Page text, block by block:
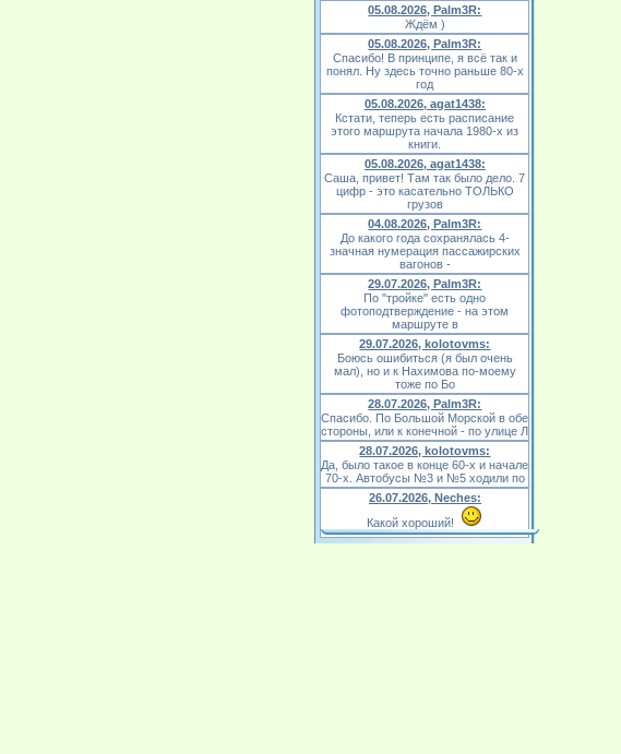
05.08.2026, Palm3R:
Ждём )
05.08.2026, Palm3R:
Спасибо! В принципе, я всё так и
понял. Ну здесь точно раньше 80-х
год
05.08.2026, agat1438:
Кстати, теперь есть расписание
этого маршрута начала 1980-х из
книги.
05.08.2026, agat1438:
Саша, привет! Там так было дело. 7
цифр - это касательно ТОЛЬКО
грузов
04.08.2026, Palm3R:
До какого года сохранялась 4-
значная нумерация пассажирских
вагонов -
29.07.2026, Palm3R:
По "тройке" есть одно
фотоподтверждение - на этом
маршруте в
29.07.2026, kolotovms:
Боюсь ошибиться (я был очень
мал), но и к Нахимова по-моему
тоже по Бо
28.07.2026, Palm3R:
Спасибо. По Большой Морской в обе
стороны, или к конечной - по улице Л
28.07.2026, kolotovms:
Да, было такое в конце 60-х и начале
70-х. Автобусы №3 и №5 ходили по
26.07.2026, Neches:
Какой хороший!